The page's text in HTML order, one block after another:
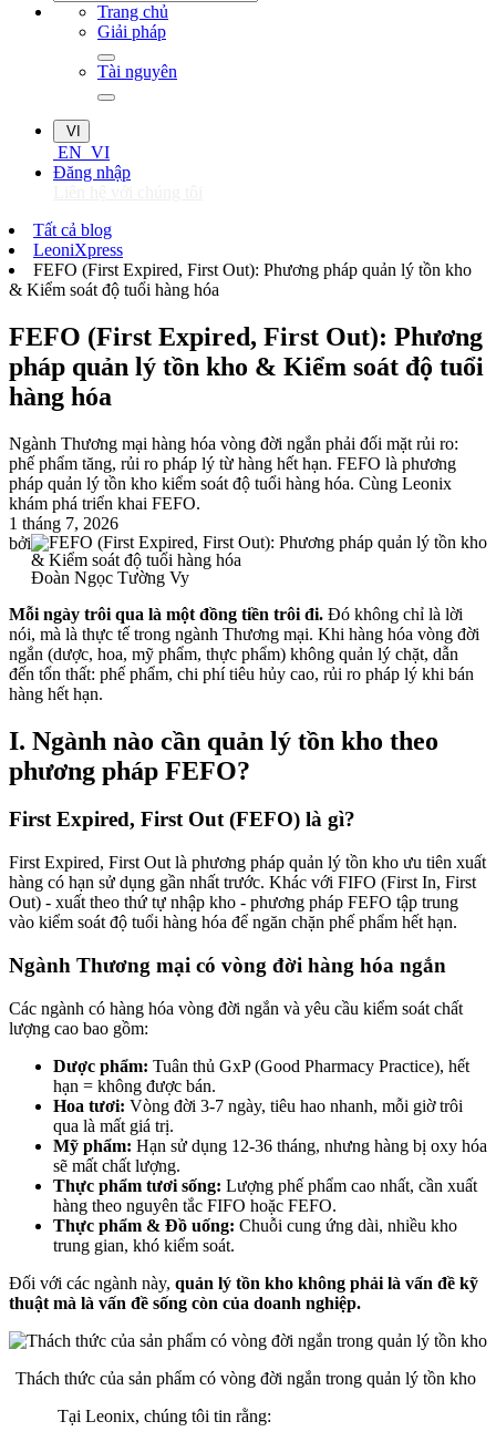
Trang chủ
Giải pháp
Tài nguyên
VI
EN VI
Đăng nhập
Tất cả blog
LeoniXpress
FEFO (First Expired, First Out): Phương pháp quản lý tồn kho
& Kiểm soát độ tuổi hàng hóa
FEFO (First Expired, First Out): Phương
pháp quản lý tồn kho & Kiểm soát độ tuổi
hàng hóa
Ngành Thương mại hàng hóa vòng đời ngắn phải đối mặt rủi ro:
phế phẩm tăng, rủi ro pháp lý từ hàng hết hạn. FEFO là phương
pháp quản lý tồn kho kiểm soát độ tuổi hàng hóa. Cùng Leonix
khám phá triển khai FEFO.
1 tháng 7, 2026
bởi
Đoàn Ngọc Tường Vy
Mỗi ngày trôi qua là một đồng tiền trôi đi. Đó không chỉ là lời
nói, mà là thực tế trong ngành Thương mại. Khi hàng hóa vòng đời
ngắn (dược, hoa, mỹ phẩm, thực phẩm) không quản lý chặt, dẫn
đến tổn thất: phế phẩm, chi phí tiêu hủy cao, rủi ro pháp lý khi bán
hàng hết hạn.
I. Ngành nào cần quản lý tồn kho theo
phương pháp FEFO?
First Expired, First Out (FEFO) là gì?
First Expired, First Out là phương pháp quản lý tồn kho ưu tiên xuất
hàng có hạn sử dụng gần nhất trước. Khác với FIFO (First In, First
Out) - xuất theo thứ tự nhập kho - phương pháp FEFO tập trung
vào kiểm soát độ tuổi hàng hóa để ngăn chặn phế phẩm hết hạn.
Ngành Thương mại có vòng đời hàng hóa ngắn
Các ngành có hàng hóa vòng đời ngắn và yêu cầu kiểm soát chất
lượng cao bao gồm:
Dược phẩm: Tuân thủ GxP (Good Pharmacy Practice), hết
hạn = không được bán.
Hoa tươi: Vòng đời 3-7 ngày, tiêu hao nhanh, mỗi giờ trôi
qua là mất giá trị.
Mỹ phẩm: Hạn sử dụng 12-36 tháng, nhưng hàng bị oxy hóa
sẽ mất chất lượng.
Thực phẩm tươi sống: Lượng phế phẩm cao nhất, cần xuất
hàng theo nguyên tắc FIFO hoặc FEFO.
Thực phẩm & Đồ uống: Chuỗi cung ứng dài, nhiều kho
trung gian, khó kiểm soát.
Đối với các ngành này, quản lý tồn kho không phải là vấn đề kỹ
thuật mà là vấn đề sống còn của doanh nghiệp.
Thách thức của sản phẩm có vòng đời ngắn trong quản lý tồn kho
Tại Leonix, chúng tôi tin rằng: